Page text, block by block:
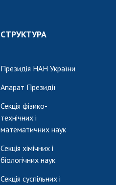
СТРУКТУРА
Президія НАН України
Апарат Президії
Секція фізико-
технічних і
математичних наук
Секція хімічних і
біологічних наук
Секція суспільних і